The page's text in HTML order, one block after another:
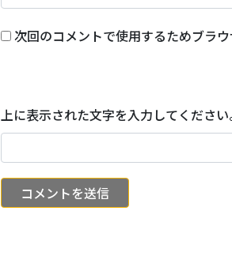
次回のコメントで使用するためブラ
上に表示された文字を入力してください